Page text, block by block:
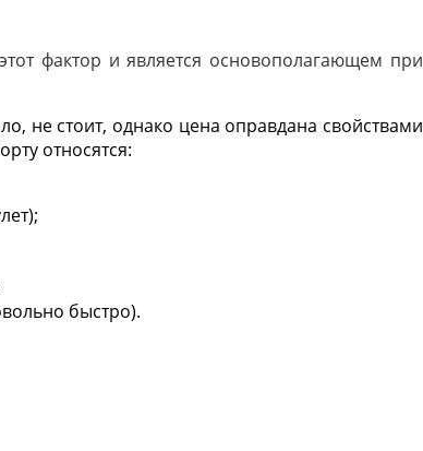
фактор и является основополагающем при
не стоит, однако цена оправдана свойствами
относятся:
быстро).